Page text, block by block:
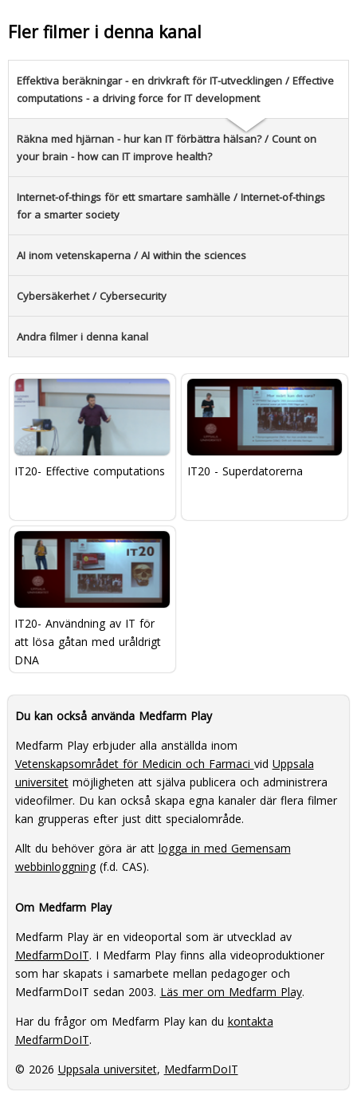
Fler filmer i denna kanal
Effektiva beräkningar - en drivkraft för IT-utvecklingen / Effective
computations - a driving force for IT development
Räkna med hjärnan - hur kan IT förbättra hälsan? / Count on
your brain - how can IT improve health?
Internet-of-things för ett smartare samhälle / Internet-of-things
for a smarter society
AI inom vetenskaperna / AI within the sciences
Cybersäkerhet / Cybersecurity
Andra filmer i denna kanal
IT20- Effective computations IT20 - Superdatorerna
IT20- Användning av IT för
att lösa gåtan med uråldrigt
DNA
Du kan också använda Medfarm Play
Medfarm Play erbjuder alla anställda inom
Vetenskapsområdet för Medicin och Farmaci vid Uppsala
universitetmöjligheten att själva publicera och administrera
videofilmer. Du kan också skapa egna kanaler där flera filmer
kan grupperas efter just ditt specialområde.
Allt du behöver göra är att logga in med Gemensam
webbinloggning(f.d. CAS).
Om Medfarm Play
Medfarm Play är en videoportal som är utvecklad av
MedfarmDoIT. I Medfarm Play finns alla videoproduktioner
som har skapats i samarbete mellan pedagoger och
MedfarmDoIT sedan 2003. Läs mer om Medfarm Play.
Har du frågor om Medfarm Play kan du kontakta
MedfarmDoIT.
© 2026 Uppsala universitet, MedfarmDoIT